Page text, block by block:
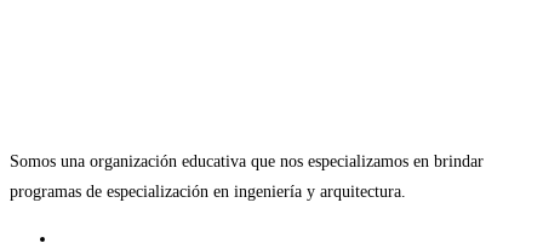
Somos una organización educativa que nos especializamos en brindar
programas de especialización en ingeniería y arquitectura.